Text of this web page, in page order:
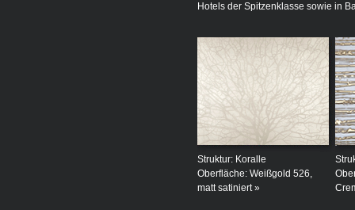
Hotels der Spitzenklasse sowie in
Struktur: Koralle
Oberfläche: Weißgold 526,
matt satiniert »